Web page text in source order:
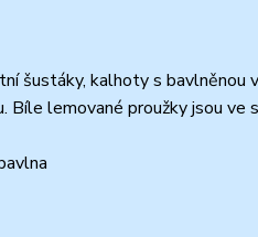
šustáky, kalhoty s bavlněnou
Bíle lemované proužky jsou ve